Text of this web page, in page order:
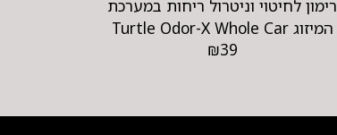
רימון לחיטוי וניטרול ריחות במערכת
המיזוג Turtle Odor-X Whole Car
Blast
₪39